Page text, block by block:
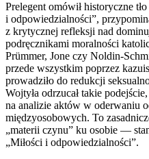
Prelegent omówił historyczne
i odpowiedzialności”,
z krytycznej refleksji nad
podręcznikami moralności
Prümmer, Jone czy Noldin-
przede wszystkim poprzez
prowadziło do redukcji
Wojtyła odrzucał takie
na analizie aktów w oderwaniu
międzyosobowych. To
„materii czynu” ku osobie —
„Miłości i odpowiedzialności”.